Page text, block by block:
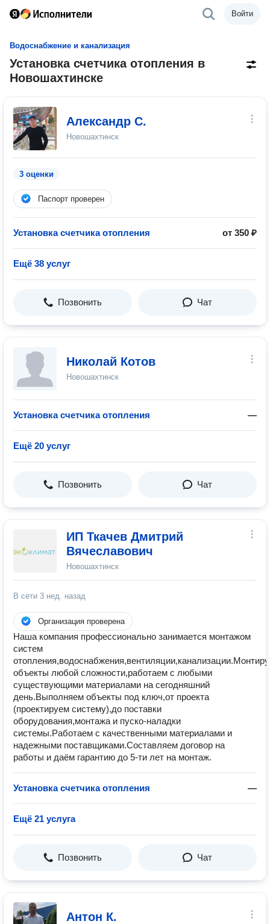
Войти
Водоснабжение и канализация
Установка счетчика отопления в
Новошахтинске
Александр С.
Новошахтинск
3 оценки
Паспорт проверен
Установка счетчика отопления от 350 ₽
Ещё 38 услуг
Позвонить Чат
Николай Котов
Новошахтинск
Установка счетчика отопления —
Ещё 20 услуг
Позвонить Чат
ИП Ткачев Дмитрий
Вячеславович
Новошахтинск
В сети 3 нед. назад
Организация проверена
Наша компания профессионально занимается монтажом
систем
объекты любой сложности,работаем с любыми
существующими материалами на сегодняшний
день.Выполняем объекты под ключ,от проекта
(проектируем систему),до поставки
оборудования,монтажа и пуско-наладки
системы.Работаем с качественными материалами и
надежными поставщиками.Составляем договор на
работы и даём гарантию до 5-ти лет на монтаж.
Установка счетчика отопления —
Ещё 21 услуга
Позвонить Чат
Антон К.